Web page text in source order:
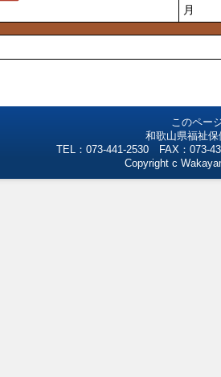
月
このペー
和歌山県福祉
TEL：073-441-2530 FAX：073-
Copyright c